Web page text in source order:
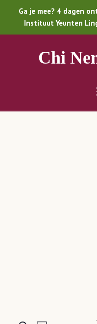
Ga je mee? 4 dagen
Instituut Yeunten
Chi